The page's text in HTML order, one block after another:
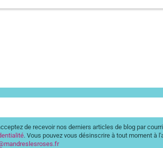
de recevoir nos derniers articles de blog par
. Vous pouvez vous désinscrire à tout moment à